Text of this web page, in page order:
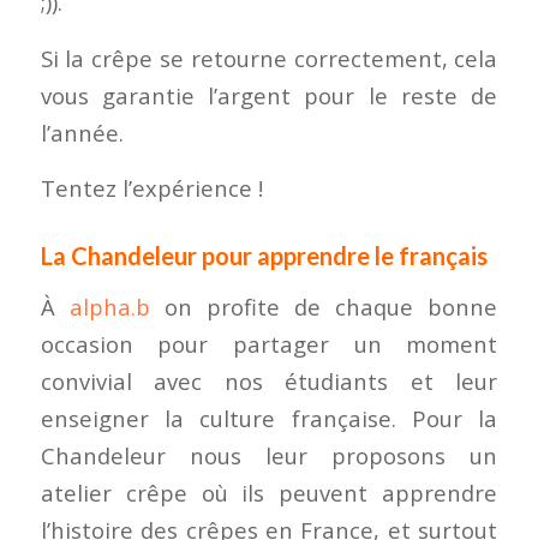
Si la crêpe se retourne correctement, cela
vous garantie l’argent pour le reste de
l’année.
Tentez l’expérience !
La Chandeleur pour apprendre le français
À alpha.b on profite de chaque bonne
occasion pour partager un moment
convivial avec nos étudiants et leur
enseigner la culture française. Pour la
Chandeleur nous leur proposons un
atelier crêpe où ils peuvent apprendre
l’histoire des crêpes en France, et surtout